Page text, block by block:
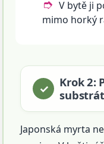
V bytě ji
mimo horký
Krok 2:
Japonská myrta